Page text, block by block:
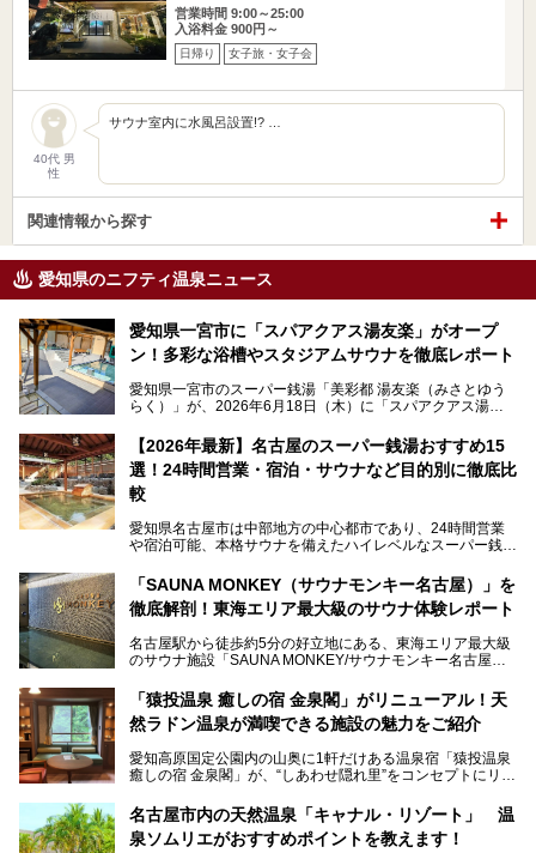
営業時間 9:00～25:00
入浴料金 900円～
日帰り 女子旅・女子会
40代 男
性
サウナ室内に水風呂設置!? …
関連情報から探す
愛知県のニフティ温泉ニュース
愛知県一宮市に「スパアクアス湯友楽」がオープ
ン！多彩な浴槽やスタジアムサウナを徹底レポート
愛知県一宮市のスーパー銭湯「美彩都 湯友楽（みさとゆう
らく）」が、2026年6月18日（木）に「スパアクアス湯友
この地で30年にわたり愛され続けてきた施設だからこそ、
地元住民をはじめオープンを待ちわびている人も多いのでは
ないでしょうか。
老朽化した設備の補修を機に、2年前からじっくり構想を練
ってきたというだけあって、館内の充実度は想像以上。
以前の4倍に拡張したという露天エリアや10の浴槽、40人収
容の巨大なスタジアムサウナに、岩盤浴やリラクゼーション
までまるごと楽しめる施設に生まれ変わりました。
今回は、全面リニューアルして新しくなった「スパアクアス
【2026年最新】名古屋のスーパー銭湯おすすめ15
選！24時間営業・宿泊・サウナなど目的別に徹底比
較
愛知県名古屋市は中部地方の中心都市であり、24時間営業
や宿泊可能、本格サウナを備えたハイレベルなスーパー銭湯
そのため、「日々の仕事の疲れを心身ともにリセットした
い」「休日に時間を忘れて1日中ダラダラ過ごしたい」「コ
くある点が魅力です！
お好みの温泉施設を見つけて楽しんでくださいね。
「SAUNA MONKEY（サウナモンキー名古屋）」を
徹底解剖！東海エリア最大級のサウナ体験レポート
名古屋駅から徒歩約5分の好立地にある、東海エリア最大級
のサウナ施設「SAUNA MONKEY/サウナモンキー名古屋」
「名古屋駅周辺ってサウナが少ないよね」という声をよく耳
にするだけあり、アクセスの良さにも胸が高鳴ります。
今回は普段は男性専用となっているパブリックサウナが、女
さっそく取材してきました！
「猿投温泉 癒しの宿 金泉閣」がリニューアル！天
然ラドン温泉が満喫できる施設の魅力をご紹介
愛知高原国定公園内の山奥に1軒だけある温泉宿「猿投温泉
癒しの宿 金泉閣」が、“しあわせ隠れ里”をコンセプトにリニ
天然ラドン温泉が堪能できるお風呂や、新設・改装された客
室、地元の食材と温泉水で作られたお料理……。
名古屋市内の天然温泉「キャナル・リゾート」 温
泉ソムリエがおすすめポイントを教えます！